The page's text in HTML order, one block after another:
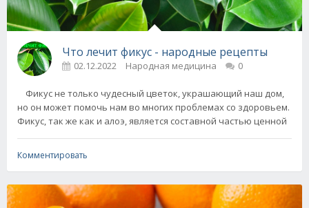
Что лечит фикус - народные рецепты
02.12.2022 Народная медицина 0
Фикус не только чудесный цветок, украшающий наш дом,
но он может помочь нам во многих проблемах со здоровьем.
Фикус, так же как и алоэ, является составной частью ценной
Комментировать